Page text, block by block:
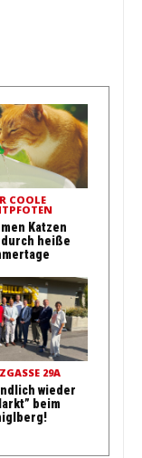
COOLE
Katzen
heiße
29A
wieder
beim